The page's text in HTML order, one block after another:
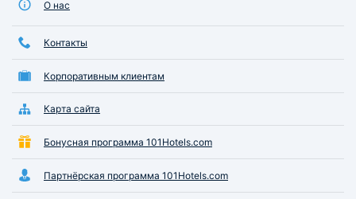
О нас
Контакты
Корпоративным клиентам
Карта сайта
Бонусная программа 101Hotels.com
Партнёрская программа 101Hotels.com